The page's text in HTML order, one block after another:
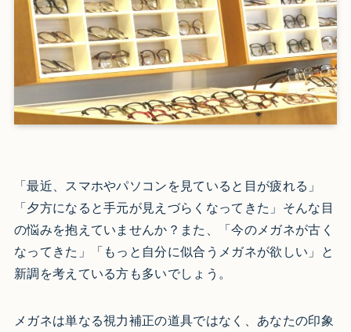
「最近、スマホやパソコンを見ていると目が疲れる」
「夕方になると手元が見えづらくなってきた」そんな目
の悩みを抱えていませんか？また、「今のメガネが古く
なってきた」「もっと自分に似合うメガネが欲しい」と
新調を考えている方も多いでしょう。
メガネは単なる視力補正の道具ではなく、あなたの印象